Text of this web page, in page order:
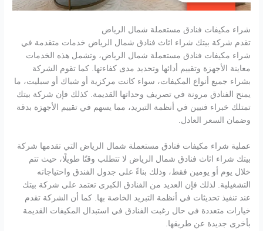
شراء مكيفات فنادق مستعملة شمال الرياض
تقدم شركة بيتك شراء اثاث فنادق شمال الرياض خدمات متقدمة في
شراء مكيفات فنادق مستعملة شمال الرياض، وتشمل هذه الخدمات
معاينة الأجهزة وتقييم أدائها وتحديد مدى كفاءتها. كما تقوم الشركة
بشراء جميع أنواع المكيفات، سواء كانت مركزية أو شباك أو سبليت، ما
يمنح الفنادق مرونة في تصريف وحداتها القديمة. كذلك فإن شركة بيتك
تمتلك خبراء فنيين في أنظمة التبريد، مما يسهم في تقييم الأجهزة بدقة
وضمان السعر العادل.
عملية شراء مكيفات فنادق مستعملة شمال الرياض التي تقدمها شركة
بيتك شراء اثاث فنادق شمال الرياض لا تتطلب وقتًا طويلًا، حيث تتم
خلال يوم أو يومين فقط، وذلك بناءً على جدول الفندق واحتياجاته
التشغيلية. لذلك فإن العديد من الفنادق الكبرى تعتمد على شركة بيتك
عند تنفيذ تحديثات في أنظمة التبريد الخاصة بها. كما أن الشركة تقدم
خيارات متعددة في حال رغبت الفنادق في استبدال المكيفات القديمة
بأخرى جديدة عن طريقها.